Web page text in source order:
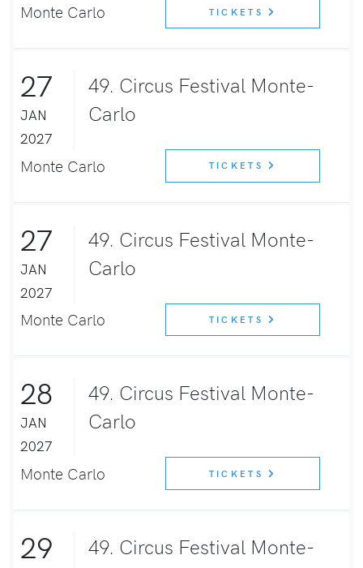
Monte Carlo TICKETS
27
JAN
2027
49. Circus Festival Monte-
Carlo
Monte Carlo TICKETS
27
JAN
2027
49. Circus Festival Monte-
Carlo
Monte Carlo TICKETS
28
JAN
2027
49. Circus Festival Monte-
Carlo
Monte Carlo TICKETS
29
49. Circus Festival Monte-